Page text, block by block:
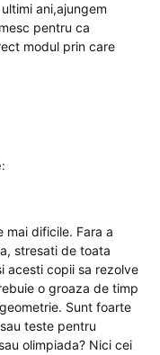
ani,ajungem
pentru ca
modul prin care
mai dificile. Fara a
stresati de toata
acesti copii sa rezolve
o groaza de timp
Sunt foarte
teste pentru
olimpiada? Nici cei